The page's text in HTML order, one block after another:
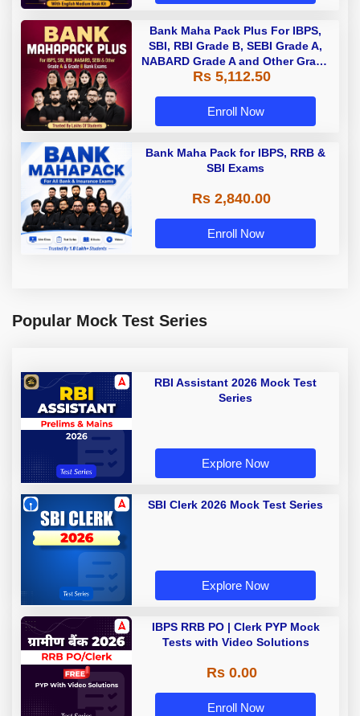
Bank Maha Pack Plus For IBPS,
SBI, RBI Grade B, SEBI Grade A,
NABARD Grade A and Other Grade
A & Grade B Bank Exams
Rs 5,112.50
Enroll Now
Bank Maha Pack for IBPS, RRB &
SBI Exams
Rs 2,840.00
Enroll Now
Popular Mock Test Series
RBI Assistant 2026 Mock Test
Series
Explore Now
SBI Clerk 2026 Mock Test Series
Explore Now
IBPS RRB PO | Clerk PYP Mock
Tests with Video Solutions
Rs 0.00
Enroll Now